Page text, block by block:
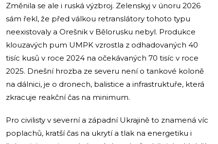
Změnila se ale i ruská výzbroj. Zelenskyj v únoru 2026
sám řekl, že před válkou retranslátory tohoto typu
neexistovaly a Orešnik v Bělorusku nebyl. Produkce
klouzavých pum UMPK vzrostla z odhadovaných 40
tisíc kusů v roce 2024 na očekávaných 70 tisíc v roce
2025. Dnešní hrozba ze severu není o tankové koloně
na dálnici, je o dronech, balistice a infrastruktuře, která
zkracuje reakční čas na minimum.
Pro civilisty v severní a západní Ukrajině to znamená víc
poplachů, kratší čas na ukrytí a tlak na energetiku i